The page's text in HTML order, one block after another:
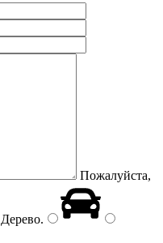
Пожалуйста,
Дерево.